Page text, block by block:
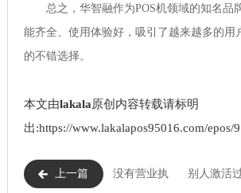
总之，华智融作为POS机领域的知名品
能齐全、使用体验好，吸引了越来越多的用
的不错选择。
本文由lakala原创内容转载请标明
出:https://www.lakalapos95016.com/epos/
上一篇 没有营业执 别人激活